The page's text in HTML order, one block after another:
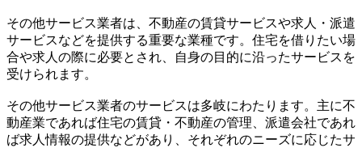
その他サービス業者は、不動産の賃貸サービスや求人・派遣
サービスなどを提供する重要な業種です。住宅を借りたい場
合や求人の際に必要とされ、自身の目的に沿ったサービスを
受けられます。
その他サービス業者のサービスは多岐にわたります。主に不
動産業であれば住宅の賃貸・不動産の管理、派遣会社であれ
ば求人情報の提供などがあり、それぞれのニーズに応じたサ